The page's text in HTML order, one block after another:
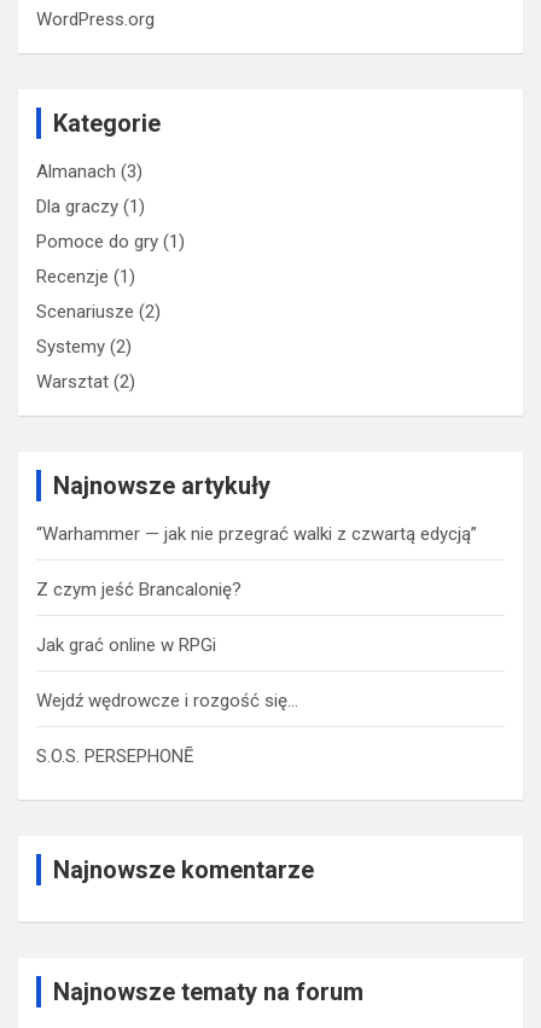
WordPress.org
Kategorie
Almanach (3)
Dla graczy (1)
Pomoce do gry (1)
Recenzje (1)
Scenariusze (2)
Systemy (2)
Warsztat (2)
Najnowsze artykuły
“Warhammer — jak nie przegrać walki z czwartą edycją”
Z czym jeść Brancalonię?
Jak grać online w RPGi
Wejdź wędrowcze i rozgość się…
S.O.S. PERSEPHONĒ
Najnowsze komentarze
Najnowsze tematy na forum